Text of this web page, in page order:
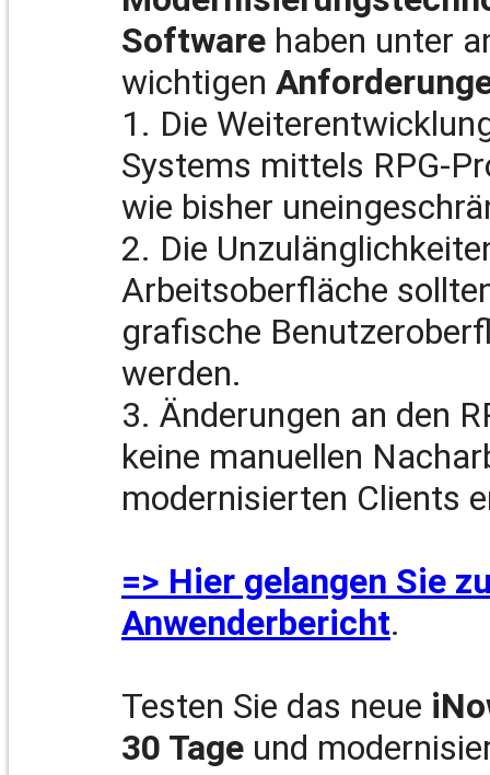
Software haben unter
wichtigen
1. Die
Systems mittels RPG-
wie bisher
2. Die
Arbeitsoberfläche
grafische
werden.
3. Änderungen an den
keine manuellen
modernisierten Clients
=> Hier gelangen Sie
Anwenderbericht.
Testen Sie das neue
30 Tage und